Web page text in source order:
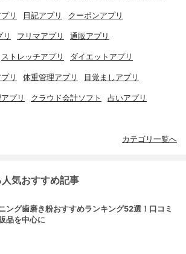
リ 日記アプリ クーポンアプリ
フリマアプリ 通販アプリ
ストレッチアプリ ダイエットアプリ
リ 体重管理アプリ 目覚ましアプリ
プリ クラウド会計ソフト 占いアプリ
カテゴリ一覧へ
気おすすめ記事
ング歯磨き粉おすすめランキング52選！口コミ
品を中心に